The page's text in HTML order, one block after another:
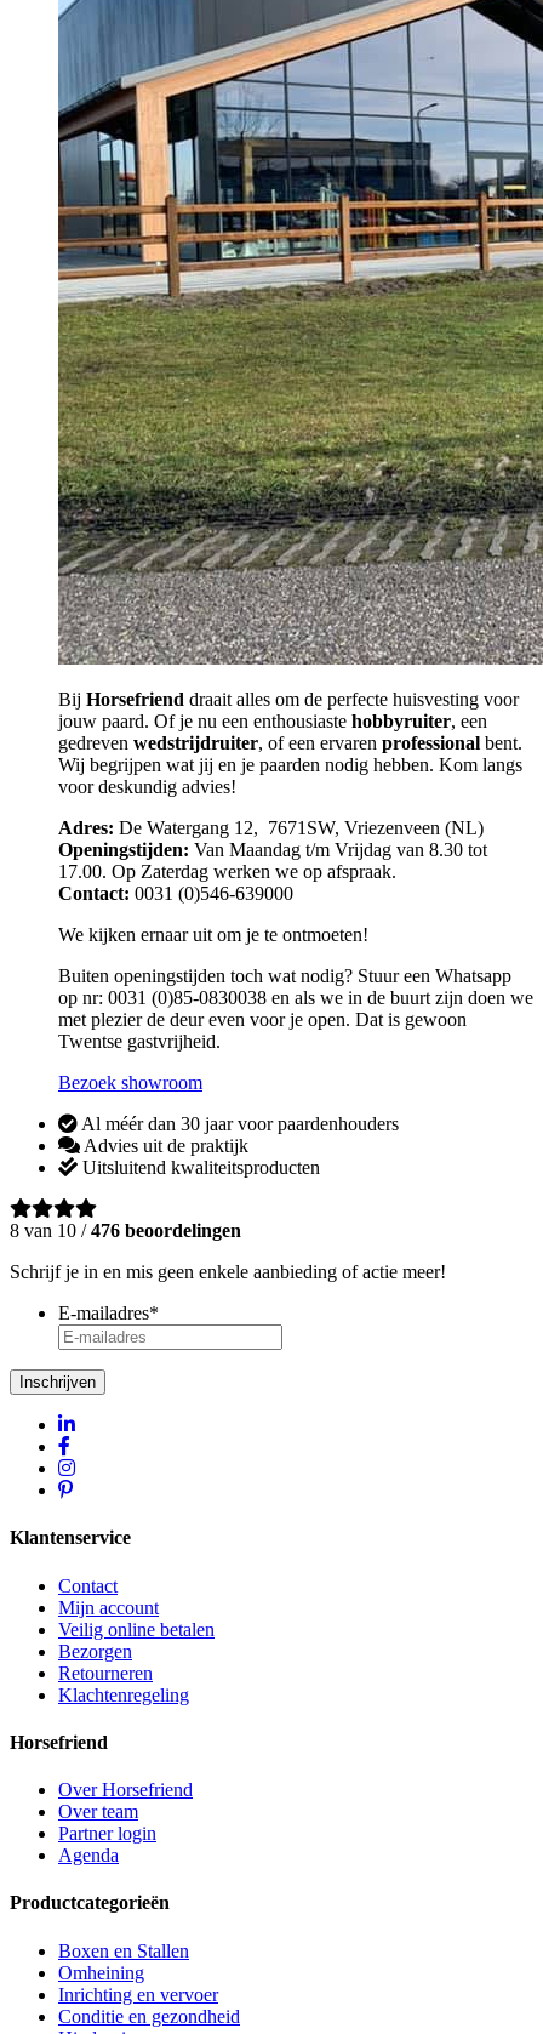
Bij Horsefriend draait alles om de perfecte huisvesting voor
jouw paard. Of je nu een enthousiaste hobbyruiter, een
gedreven wedstrijdruiter, of een ervaren professional bent.
Wij begrijpen wat jij en je paarden nodig hebben. Kom langs
voor deskundig advies!
Adres: De Watergang 12, 7671SW, Vriezenveen (NL)
Openingstijden: Van Maandag t/m Vrijdag van 8.30 tot
17.00. Op Zaterdag werken we op afspraak.
Contact: 0031 (0)546-639000
We kijken ernaar uit om je te ontmoeten!
Buiten openingstijden toch wat nodig? Stuur een Whatsapp
op nr: 0031 (0)85-0830038 en als we in de buurt zijn doen we
met plezier de deur even voor je open. Dat is gewoon
Twentse gastvrijheid.
Bezoek showroom
Al méér dan 30 jaar voor paardenhouders
Advies uit de praktijk
Uitsluitend kwaliteitsproducten
8 van 10 /476 beoordelingen
Schrijf je in en mis geen enkele aanbieding of actie meer!
E-mailadres*
Inschrijven
Klantenservice
Contact
Mijn account
Veilig online betalen
Bezorgen
Retourneren
Klachtenregeling
Horsefriend
Over Horsefriend
Over team
Partner login
Agenda
Productcategorieën
Boxen en Stallen
Omheining
Inrichting en vervoer
Conditie en gezondheid